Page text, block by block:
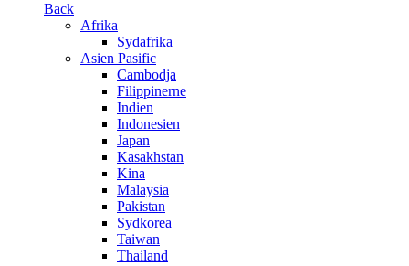
Back
Afrika
Sydafrika
Asien Pasific
Cambodja
Filippinerne
Indien
Indonesien
Japan
Kasakhstan
Kina
Malaysia
Pakistan
Sydkorea
Taiwan
Thailand